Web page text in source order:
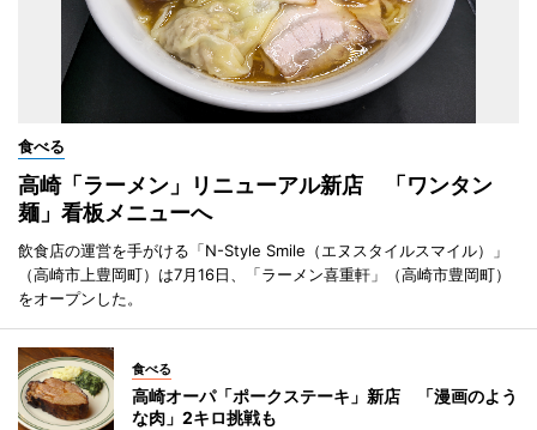
食べる
高崎「ラーメン」リニューアル新店 「ワンタン
麺」看板メニューへ
飲食店の運営を手がける「N-Style Smile（エヌスタイルスマイル）」
（高崎市上豊岡町）は7月16日、「ラーメン喜重軒」（高崎市豊岡町）
をオープンした。
食べる
高崎オーパ「ポークステーキ」新店 「漫画のよう
な肉」2キロ挑戦も